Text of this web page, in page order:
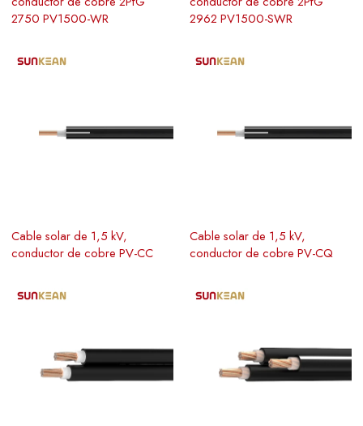
2750 PV1500-WR
2962 PV1500-SWR
Cable solar de 1,5 kV,
conductor de cobre PV-CC
Cable solar de 1,5 kV,
conductor de cobre PV-CQ